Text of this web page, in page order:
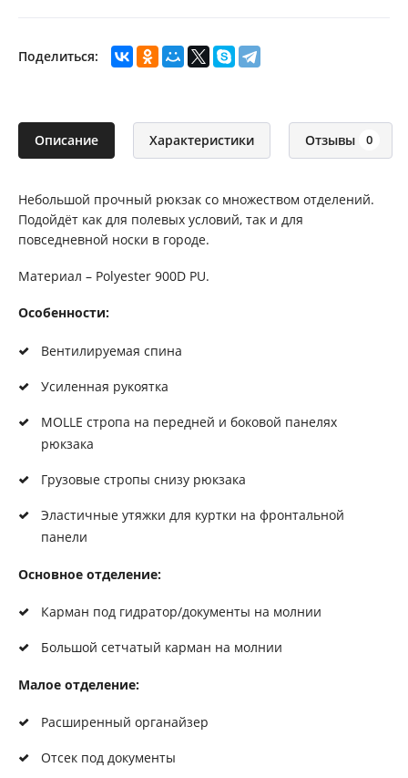
Поделиться:
Описание Характеристики Отзывы 0
Небольшой прочный рюкзак со множеством отделений.
Подойдёт как для полевых условий, так и для
повседневной носки в городе.
Материал – Polyester 900D PU.
Особенности:
Вентилируемая спина
Усиленная рукоятка
MOLLE стропа на передней и боковой панелях
рюкзака
Грузовые стропы снизу рюкзака
Эластичные утяжки для куртки на фронтальной
панели
Основное отделение:
Карман под гидратор/документы на молнии
Большой сетчатый карман на молнии
Малое отделение:
Расширенный органайзер
Отсек под документы